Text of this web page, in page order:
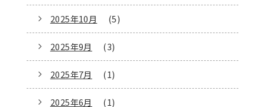
2025年10月 (5)
2025年9月 (3)
2025年7月 (1)
2025年6月 (1)